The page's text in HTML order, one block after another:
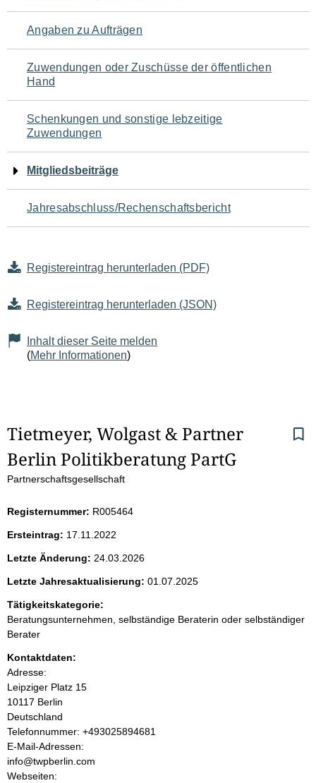
Angaben zu Aufträgen
Zuwendungen oder Zuschüsse der öffentlichen
Hand
Schenkungen und sonstige lebzeitige
Zuwendungen
Mitgliedsbeiträge
Jahresabschluss/Rechenschaftsbericht
Registereintrag herunterladen (PDF)
Registereintrag herunterladen (JSON)
Inhalt dieser Seite melden
(Mehr Informationen)
S
e
t
e
n
i
n
h
a
l
t
Tietmeyer, Wolgast & Partner
Berlin Politikberatung PartG
Partnerschaftsgesellschaft
Registernummer: R005464
Ersteintrag: 17.11.2022
Letzte Änderung: 24.03.2026
Letzte Jahresaktualisierung: 01.07.2025
Tätigkeitskategorie:
Beratungsunternehmen, selbständige Beraterin oder selbständiger
Berater
Kontaktdaten:
Adresse:
Leipziger Platz 15
10117 Berlin
Deutschland
K
o
n
t
Telefonnummer: +493025894681
E-Mail-Adressen:
info@twpberlin.com
Webseiten: